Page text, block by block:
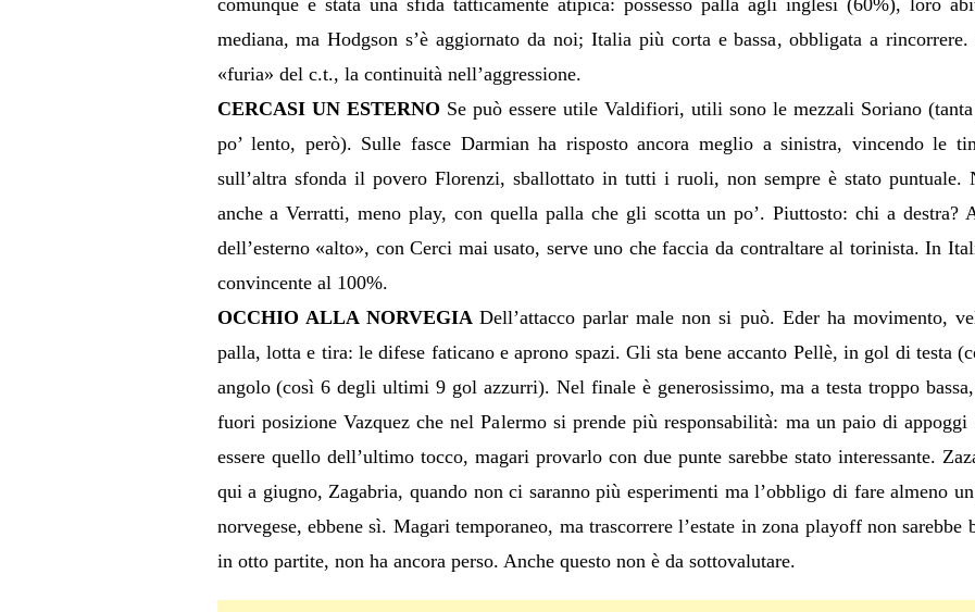
comunque è stata una sfida tatticamente atipica: possesso palla agli inglesi (60%), loro
mediana, ma Hodgson s’è aggiornato da noi; Italia più corta e bassa, obbligata a
«furia» del c.t., la continuità nell’aggressione.
CERCASI UN ESTERNO Se può essere utile Valdifiori, utili sono le mezzali Soriano
po’ lento, però). Sulle fasce Darmian ha risposto ancora meglio a sinistra, vincendo le
sull’altra sfonda il povero Florenzi, sballottato in tutti i ruoli, non sempre è stato puntuale.
anche a Verratti, meno play, con quella palla che gli scotta un po’. Piuttosto: chi a destra?
dell’esterno «alto», con Cerci mai usato, serve uno che faccia da contraltare al torinista. In
convincente al 100%.
OCCHIO ALLA NORVEGIA Dell’attacco parlar male non si può. Eder ha movimento,
palla, lotta e tira: le difese faticano e aprono spazi. Gli sta bene accanto Pellè, in gol di testa
angolo (così 6 degli ultimi 9 gol azzurri). Nel finale è generosissimo, ma a testa troppo
fuori posizione Vazquez che nel Palermo si prende più responsabilità: ma un paio di
essere quello dell’ultimo tocco, magari provarlo con due punte sarebbe stato interessante.
qui a giugno, Zagabria, quando non ci saranno più esperimenti ma l’obbligo di fare almeno
norvegese, ebbene sì. Magari temporaneo, ma trascorrere l’estate in zona playoff non
in otto partite, non ha ancora perso. Anche questo non è da sottovalutare.